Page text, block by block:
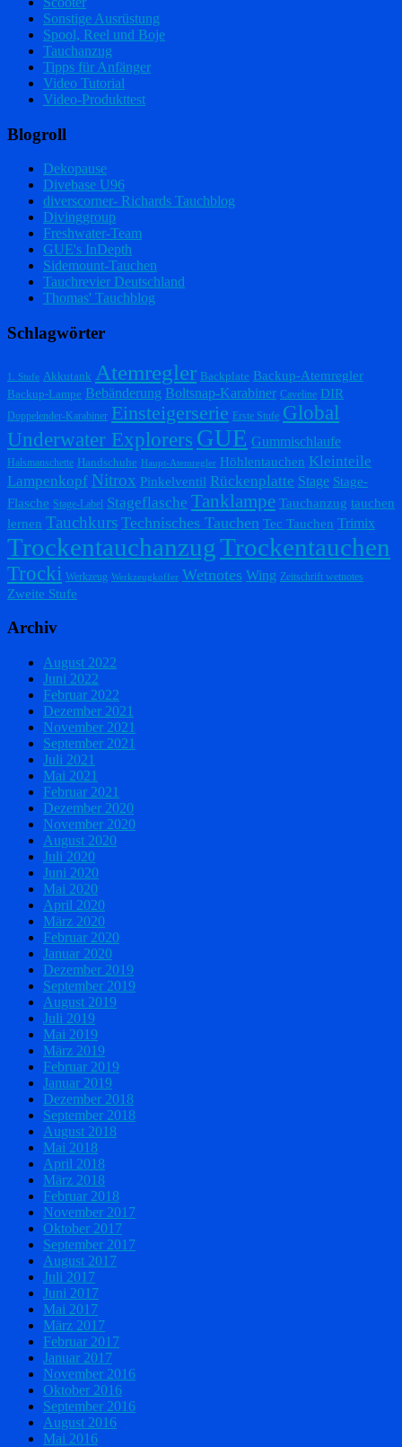
Sonstige Ausrüstung
Spool, Reel und Boje
Tauchanzug
Tipps für Anfänger
Video Tutorial
Video-Produkttest
Blogroll
Dekopause
Divebase U96
diverscorner- Richards Tauchblog
Divinggroup
Freshwater-Team
GUE's InDepth
Sidemount-Tauchen
Tauchrevier Deutschland
Thomas' Tauchblog
Schlagwörter
1. Stufe Akkutank Atemregler Backplate Backup-Atemregler
Backup-Lampe Bebänderung Boltsnap-Karabiner Caveline DIR
Doppelender-Karabiner Einsteigerserie Erste Stufe Global
Underwater Explorers GUE Gummischlaufe
Halsmanschette Handschuhe Haupt-Atemregler Höhlentauchen Kleinteile
Lampenkopf Nitrox Pinkelventil Rückenplatte Stage Stage-
Flasche Stage-Label Stageflasche Tanklampe Tauchanzug tauchen
lernen Tauchkurs Technisches Tauchen Tec Tauchen Trimix
TrockentauchanzugTrockentauchen
Trocki Werkzeug Werkzeugkoffer Wetnotes Wing Zeitschrift wetnotes
Zweite Stufe
Archiv
August 2022
Juni 2022
Februar 2022
Dezember 2021
November 2021
September 2021
Juli 2021
Mai 2021
Februar 2021
Dezember 2020
November 2020
August 2020
Juli 2020
Juni 2020
Mai 2020
April 2020
März 2020
Februar 2020
Januar 2020
Dezember 2019
September 2019
August 2019
Juli 2019
Mai 2019
März 2019
Februar 2019
Januar 2019
Dezember 2018
September 2018
August 2018
Mai 2018
April 2018
März 2018
Februar 2018
November 2017
Oktober 2017
September 2017
August 2017
Juli 2017
Juni 2017
Mai 2017
März 2017
Februar 2017
Januar 2017
November 2016
Oktober 2016
September 2016
August 2016
Mai 2016